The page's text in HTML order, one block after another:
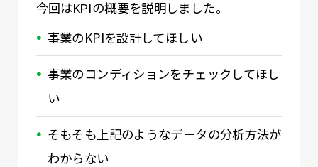
今回はKPIの概要を説明しました。
事業のKPIを設計してほしい
事業のコンディションをチェックしてほし
い
そもそも上記のようなデータの分析方法が
わからない